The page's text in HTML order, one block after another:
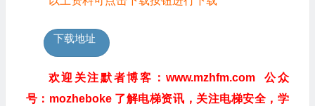
下载地址
欢迎关注默者博客：www.mzhfm.com 公众
号：mozheboke 了解电梯资讯，关注电梯安全，学